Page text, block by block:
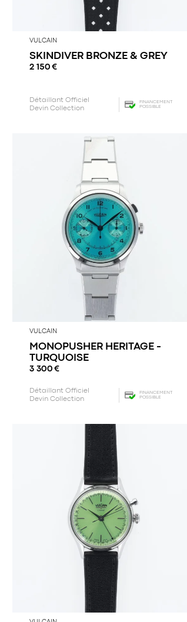
VULCAIN
SKINDIVER BRONZE & GREY
2 150€
Détaillant Officiel
Devin Collection
FINANCEMENT
POSSIBLE
VULCAIN
MONOPUSHER HERITAGE -
TURQUOISE
3 300€
Détaillant Officiel
Devin Collection
FINANCEMENT
POSSIBLE